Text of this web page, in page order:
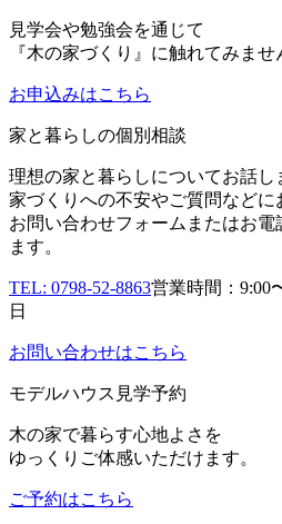
見学会や勉強会を通じて
『木の家づくり』に触れてみませ
お申込みはこちら
家と暮らしの個別相談
理想の家と暮らしについてお話し
家づくりへの不安やご質問などに
お問い合わせフォームまたはお
ます。
TEL: 0798-52-8863営業時間：9:00
日
お問い合わせはこちら
モデルハウス見学予約
木の家で暮らす心地よさを
ゆっくりご体感いただけます。
ご予約はこちら